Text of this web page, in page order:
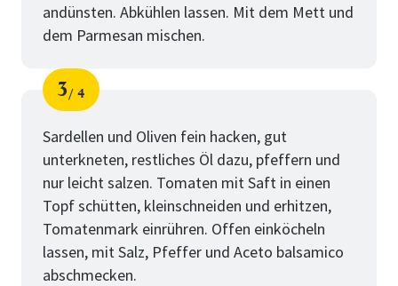
andünsten. Abkühlen lassen. Mit dem Mett und
dem Parmesan mischen.
Schritt
3
von
4
Sardellen und Oliven fein hacken, gut
unterkneten, restliches Öl dazu, pfeffern und
nur leicht salzen. Tomaten mit Saft in einen
Topf schütten, kleinschneiden und erhitzen,
Tomatenmark einrühren. Offen einköcheln
lassen, mit Salz, Pfeffer und Aceto balsamico
abschmecken.